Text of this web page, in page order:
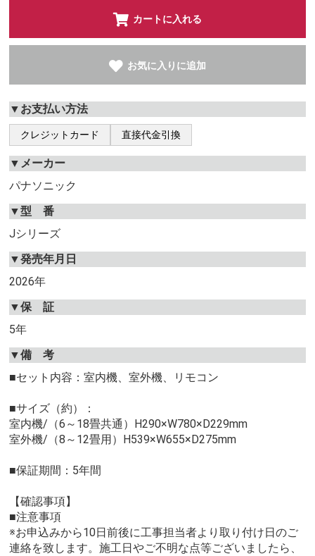
カートに入れる
お気に入りに追加
▼お支払い方法
クレジットカード 直接代金引換
▼メーカー
パナソニック
▼型 番
Jシリーズ
▼発売年月日
2026年
▼保 証
5年
▼備 考
■セット内容：室内機、室外機、リモコン
■サイズ（約）：
室内機/（6～18畳共通）H290×W780×D229mm
室外機/（8～12畳用）H539×W655×D275mm
■保証期間：5年間
【確認事項】
■注意事項
※お申込みから10日前後に工事担当者より取り付け日のご
連絡を致します。施工日やご不明な点等ございましたら、